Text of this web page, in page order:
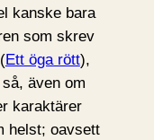
kanske bara
som skrev
Ett öga rött),
även om
karaktärer
helst; oavsett